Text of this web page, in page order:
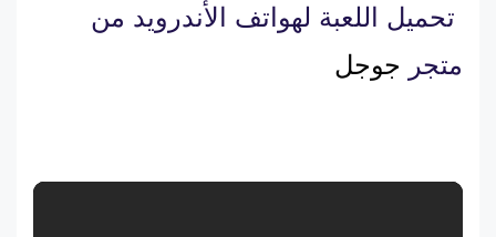
تحميل اللعبة لهواتف الأندرويد من
متجر جوجل